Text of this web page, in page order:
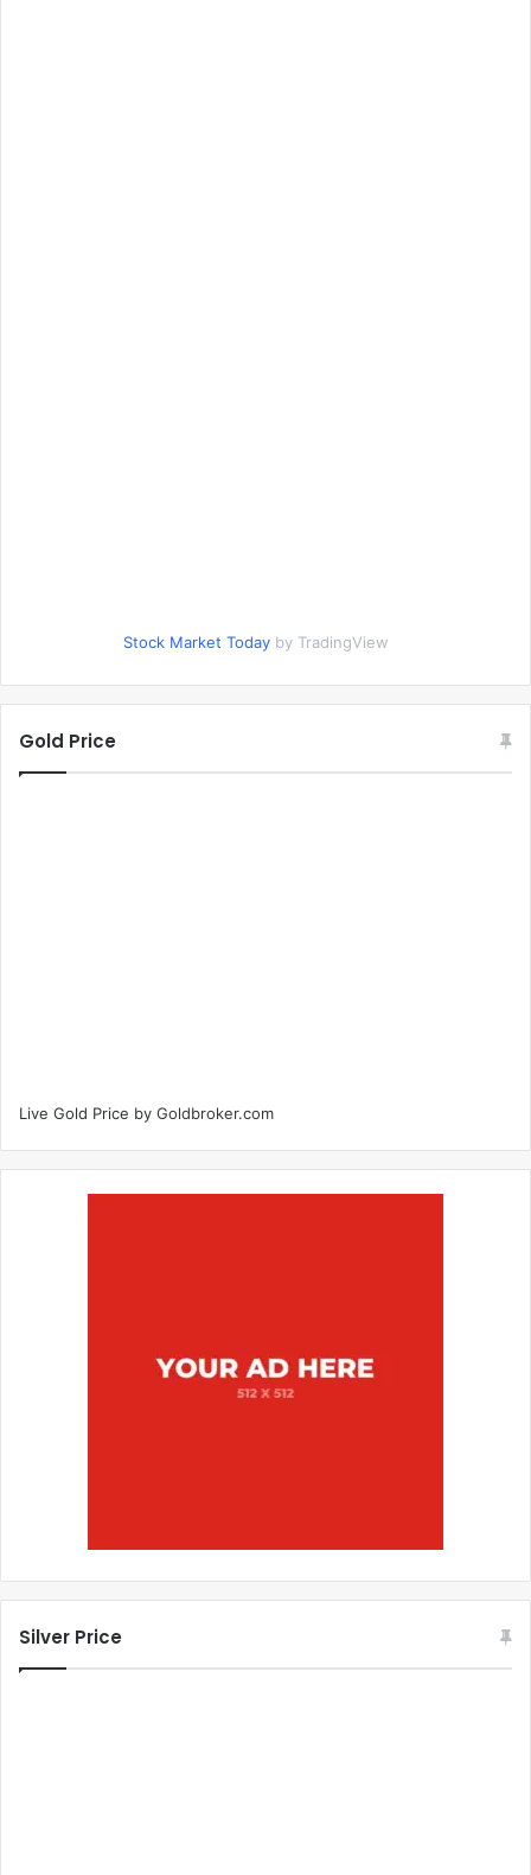
Stock Market Today by TradingView
Gold Price
Live Gold Price by Goldbroker.com
Silver Price